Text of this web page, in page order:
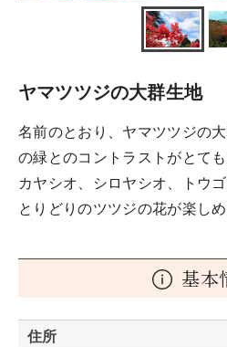
ヤマツツジの大群生地
名前のとおり、ヤマツツジの
の緑とのコントラストがとて
カヤシオ、シロヤシオ、トウ
とりどりのツツジの花が楽しめ
基本
住所